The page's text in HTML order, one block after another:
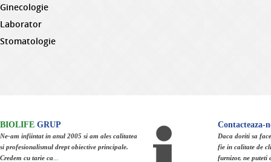
Ginecologie
Laborator
Stomatologie
BIOLIFE GRUP
Ne-am infiintat in anul 2005 si am ales calitatea
si profesionalismul drept obiective principale.
Credem cu tarie ca
Contacteaza-
Daca doriti sa
fie in calitate de
furnizor, ne puteti